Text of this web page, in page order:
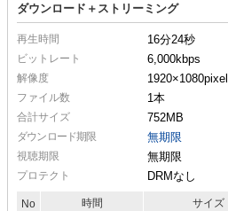
ダウンロード＋ストリーミング
再生時間 16分24秒
ビットレート 6,000kbps
解像度 1920×1080pixel
ファイル数 1本
合計サイズ 752MB
ダウンロード期限 無期限
視聴期限 無期限
プロテクト DRMなし
No 時間 サイズ